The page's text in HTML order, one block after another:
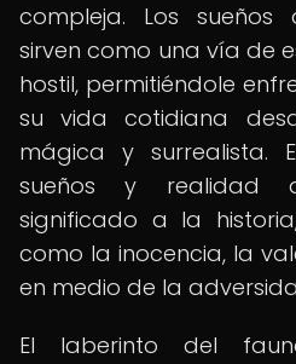
compleja. Los
sirven como una vía de
hostil, permitiéndole
su vida cotidiana
mágica y surrealista.
sueños y realidad
significado a la
como la inocencia, la
en medio de la
El laberinto del